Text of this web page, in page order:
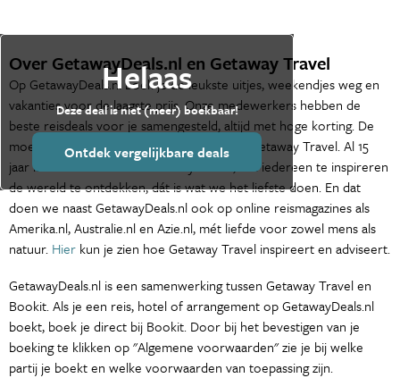
Helaas
Deze deal is niet (meer) boekbaar!
Ontdek vergelijkbare deals
Over GetawayDeals.nl en Getaway Travel
Op GetawayDeals.nl boek je de leukste uitjes, weekendjes weg en
vakanties voor de laagste prijs. Onze medewerkers hebben de
beste reisdeals voor je samengesteld, altijd met hoge korting. De
moederorganisatie van GetawayDeals.nl is Getaway Travel. Al 15
jaar is het de missie van Getaway Travel, om iedereen te inspireren
de wereld te ontdekken, dát is wat we het liefste doen. En dat
doen we naast GetawayDeals.nl ook op online reismagazines als
Amerika.nl, Australie.nl en Azie.nl, mét liefde voor zowel mens als
natuur. Hier kun je zien hoe Getaway Travel inspireert en adviseert.
GetawayDeals.nl is een samenwerking tussen Getaway Travel en
Bookit. Als je een reis, hotel of arrangement op GetawayDeals.nl
boekt, boek je direct bij Bookit. Door bij het bevestigen van je
boeking te klikken op "Algemene voorwaarden" zie je bij welke
partij je boekt en welke voorwaarden van toepassing zijn.